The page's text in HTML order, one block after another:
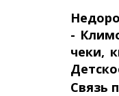
-
чеки,
Связь